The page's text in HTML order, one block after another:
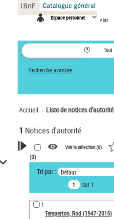
Espace personnel Aide
Tout
Recherche avancée
Accueil Liste de notices d’autorité
1 Notices d'autorité
VOTRE RECHERCHE
Recherche avancée dans les
notices d’autorité
Œuvres liées à l'auteur :
Temperton, Rod (1947-2016)
Voir la sélection (0)
(0)
Tri par : Défaut
sur 1
1
Temperton, Rod (1947-2016)
Panneau de gestion des cookies